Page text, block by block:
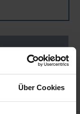
Über Cookies